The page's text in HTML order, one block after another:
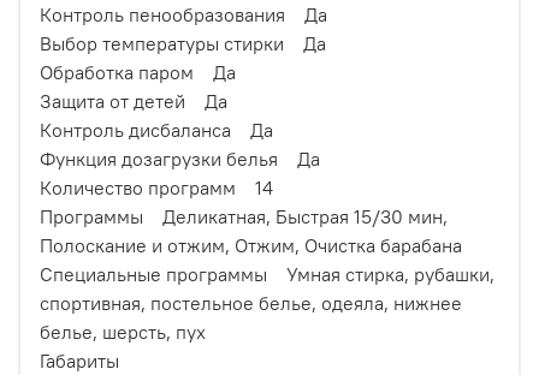
Контроль пенообразования Да
Выбор температуры стирки Да
Обработка паром Да
Защита от детей Да
Контроль дисбаланса Да
Функция дозагрузки белья Да
Количество программ 14
Программы Деликатная, Быстрая 15/30 мин,
Полоскание и отжим, Отжим, Очистка барабана
Специальные программы Умная стирка, рубашки,
спортивная, постельное белье, одеяла, нижнее
белье, шерсть, пух
Габариты